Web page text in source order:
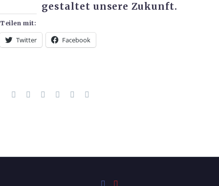
gestaltet unsere Zukunft.
Teilen mit:
Twitter Facebook